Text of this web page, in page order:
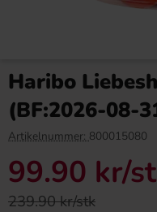
frutti 2.6kg
Köp
Haribo
(BF:2026-08-
Artikelnummer: 800015080
99.90 kr/
239.90 kr/stk